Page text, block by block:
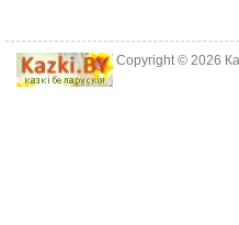
Copyright © 2026